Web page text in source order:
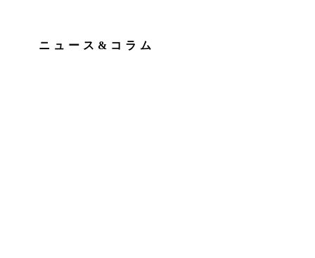
ニュース&コラム